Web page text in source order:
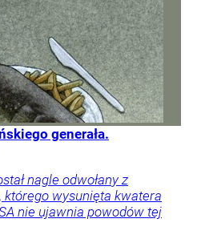
generała.
nagle odwołany z
którego wysunięta kwatera
nie ujawnia powodów tej